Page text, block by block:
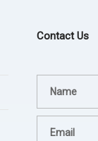
Contact Us